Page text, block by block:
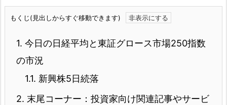
もくじ(見出しからすぐ移動できます)
1. 今日の日経平均と東証グロース市場250指数
の市況
1.1. 新興株5日続落
2. 末尾コーナー：投資家向け関連記事やサービ